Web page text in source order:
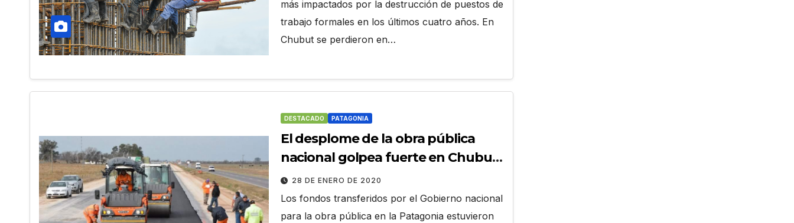
más impactados por la destrucción de puestos de
trabajo formales en los últimos cuatro años. En
Chubut se perdieron en…
DESTACADO PATAGONIA
El desplome de la obra pública
nacional golpea fuerte en Chubut
y la Patagonia
28 DE ENERO DE 2020
Los fondos transferidos por el Gobierno nacional
para la obra pública en la Patagonia estuvieron